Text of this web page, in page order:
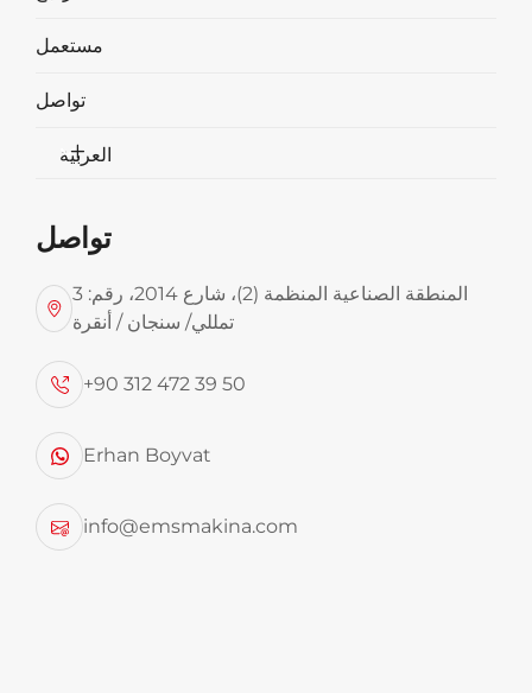
مستعمل
تواصل
العربية
تواصل
المنطقة الصناعية المنظمة (2)، شارع 2014، رقم: 3
تمللي/ سنجان / أنقرة
+90 312 472 39 50
Erhan Boyvat
info@emsmakina.com
بلدية جوزليورت